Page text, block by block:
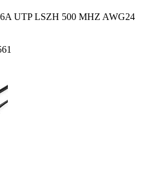
UTP LSZH 500 MHZ AWG24